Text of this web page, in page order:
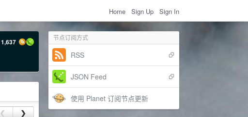
Home Sign Up Sign In
节点订阅方式
RSS
JSON Feed
使用 Planet 订阅节点更新
1,637
❮ ❯